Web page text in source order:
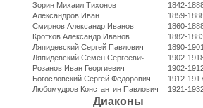
Зорин Михаил Тихонов
1842-
Александров Иван
1859-
Смирнов Александр Иванов
1860-
Кротков Александр Иванов
1882-
Ляпидевский Сергей Павлович
1890-
Ляпидевский Семен Сергеевич
1902-
Розанов Иван Георгиевич
1902-
Богословский Сергей Федорович
1912-
Любомудров Константин Павлович
1921-
Диаконы